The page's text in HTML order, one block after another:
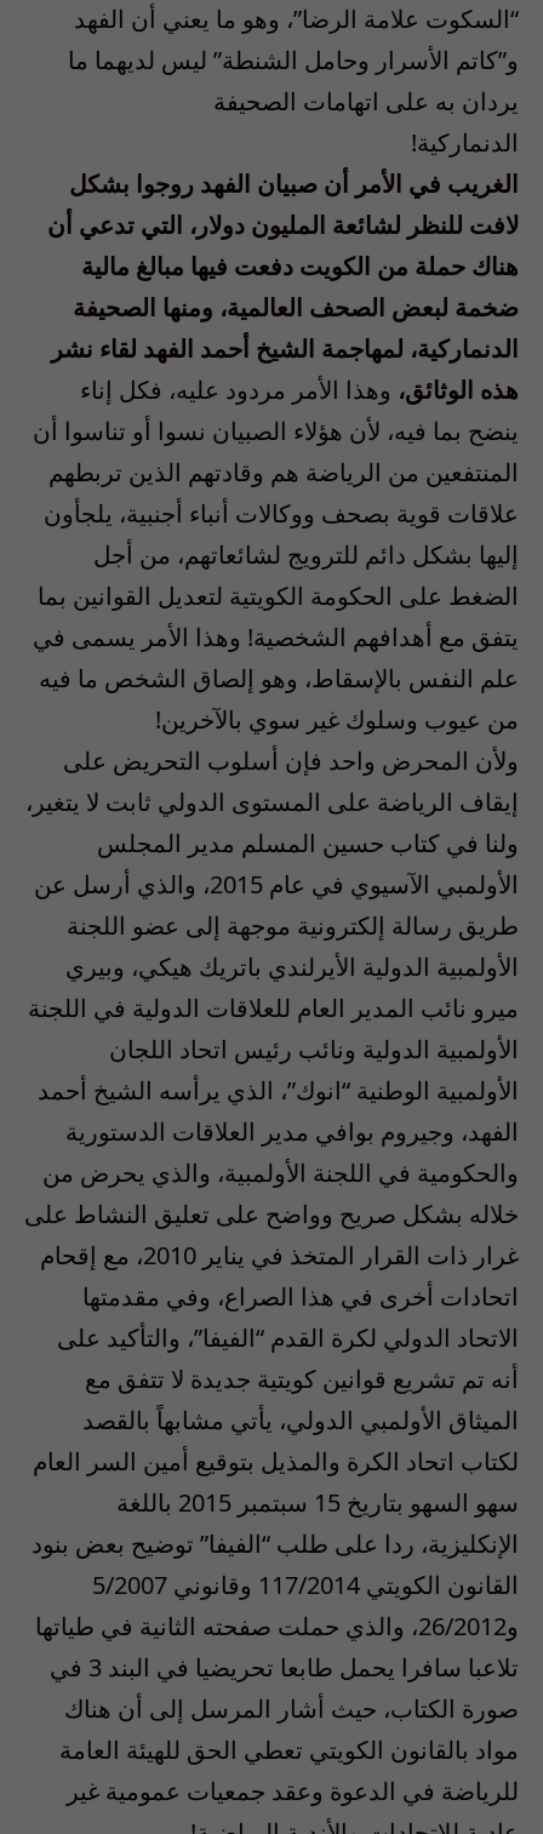
“السكوت علامة الرضا”، وهو ما يعني أن الفهد
و”كاتم الأسرار وحامل الشنطة” ليس لديهما ما
يردان به على اتهامات الصحيفة
الدنماركية!
الغريب في الأمر أن صبيان الفهد روجوا بشكل
لافت للنظر لشائعة المليون دولار، التي تدعي أن
هناك حملة من الكويت دفعت فيها مبالغ مالية
ضخمة لبعض الصحف العالمية، ومنها الصحيفة
الدنماركية، لمهاجمة الشيخ أحمد الفهد لقاء نشر
هذه الوثائق، وهذا الأمر مردود عليه، فكل إناء
ينضح بما فيه، لأن هؤلاء الصبيان نسوا أو تناسوا أن
المنتفعين من الرياضة هم وقادتهم الذين تربطهم
علاقات قوية بصحف ووكالات أنباء أجنبية، يلجأون
إليها بشكل دائم للترويج لشائعاتهم، من أجل
الضغط على الحكومة الكويتية لتعديل القوانين بما
يتفق مع أهدافهم الشخصية! وهذا الأمر يسمى في
علم النفس بالإسقاط، وهو إلصاق الشخص ما فيه
من عيوب وسلوك غير سوي بالآخرين!
ولأن المحرض واحد فإن أسلوب التحريض على
إيقاف الرياضة على المستوى الدولي ثابت لا يتغير،
ولنا في كتاب حسين المسلم مدير المجلس
الأولمبي الآسيوي في عام 2015، والذي أرسل عن
طريق رسالة إلكترونية موجهة إلى عضو اللجنة
الأولمبية الدولية الأيرلندي باتريك هيكي، وبيري
ميرو نائب المدير العام للعلاقات الدولية في اللجنة
الأولمبية الدولية ونائب رئيس اتحاد اللجان
الأولمبية الوطنية “انوك”، الذي يرأسه الشيخ أحمد
الفهد، وجيروم بوافي مدير العلاقات الدستورية
والحكومية في اللجنة الأولمبية، والذي يحرض من
خلاله بشكل صريح وواضح على تعليق النشاط على
غرار ذات القرار المتخذ في يناير 2010، مع إقحام
اتحادات أخرى في هذا الصراع، وفي مقدمتها
الاتحاد الدولي لكرة القدم “الفيفا”، والتأكيد على
أنه تم تشريع قوانين كويتية جديدة لا تتفق مع
الميثاق الأولمبي الدولي، يأتي مشابهاً بالقصد
لكتاب اتحاد الكرة والمذيل بتوقيع أمين السر العام
سهو السهو بتاريخ 15 سبتمبر 2015 باللغة
الإنكليزية، ردا على طلب “الفيفا” توضيح بعض بنود
القانون الكويتي 117/2014 وقانوني 5/2007
و26/2012، والذي حملت صفحته الثانية في طياتها
تلاعبا سافرا يحمل طابعا تحريضيا في البند 3 في
صورة الكتاب، حيث أشار المرسل إلى أن هناك
مواد بالقانون الكويتي تعطي الحق للهيئة العامة
للرياضة في الدعوة وعقد جمعيات عمومية غير